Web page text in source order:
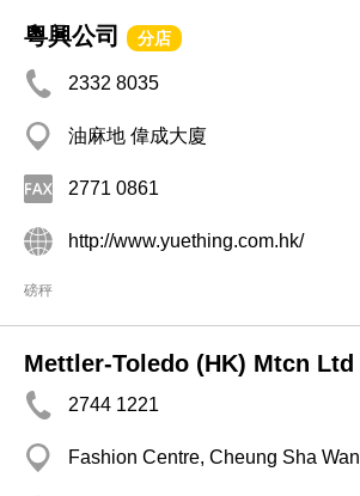
粵興公司 分店
2332 8035
油麻地 偉成大廈
2771 0861
http://www.yuething.com.hk/
磅秤
Mettler-Toledo (HK) Mtcn Ltd
2744 1221
Fashion Centre, Cheung Sha Wan